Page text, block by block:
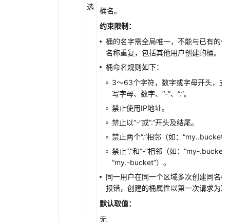
选
桶名。
约束限制：
桶的名字需全局唯一，不能与已有的任
名称重复，包括其他用户创建的桶。
桶命名规则如下：
3～63个字符，数字或字母开头，支
写字母、数字、“-”、“.”。
禁止使用IP地址。
禁止以“-”或“.”开头及结尾。
禁止两个“.”相邻（如：“my..bucket”
禁止“.”和“-”相邻（如：“my-.bucket”
“my.-bucket”）。
同一用户在同一个区域多次创建同名桶
报错，创建的桶属性以第一次请求为准
默认取值：
无